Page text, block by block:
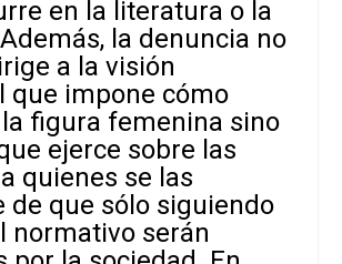
en la literatura o la
la denuncia no
a la visión
que impone cómo
figura femenina sino
ejerce sobre las
quienes se las
de que sólo siguiendo
normativo serán